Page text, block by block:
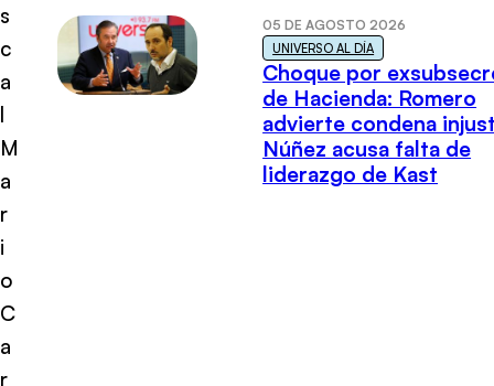
s
c
a
l
M
a
r
i
o
C
a
r
05 DE AGOSTO 2026
UNIVERSO AL DÍA
Choque por
de Hacienda: Romero
advierte condena
Núñez acusa falta de
liderazgo de Kast